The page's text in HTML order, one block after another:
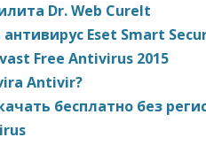
Dr. Web CureIt
Eset Smart
Free Antivirus 2015
Antivir?
бесплатно без